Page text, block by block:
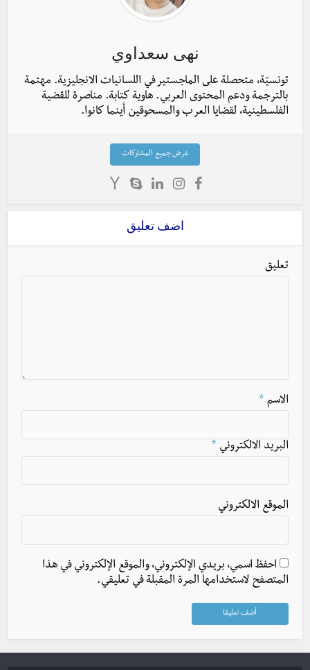
نهى سعداوي
تونسيّة، متحصلة على الماجستير في اللسانيات الانجليزية. مهتمة
بالترجمة ودعم المحتوى العربي. هاوية كتابة. مناصرة للقضية
الفلسطينية، لقضايا العرب والمسحوقين أينما كانوا.
عرض جميع المشاركات
اضف تعليق
تعليق
الاسم *
البريد الالكتروني *
الموقع الالكتروني
احفظ اسمي، بريدي الإلكتروني، والموقع الإلكتروني في هذا
المتصفح لاستخدامها المرة المقبلة في تعليقي.